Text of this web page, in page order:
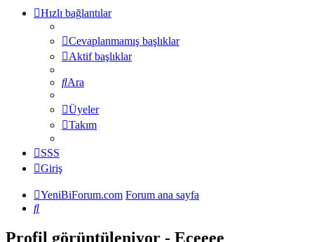
Hızlı bağlantılar
Cevaplanmamış başlıklar
Aktif başlıklar
Ara
Üyeler
Takım
SSS
Giriş
YeniBiForum.com Forum ana sayfa
Ara
Profil görüntüleniyor - Eceeee